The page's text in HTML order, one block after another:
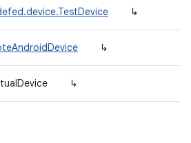
↳
↳
↳